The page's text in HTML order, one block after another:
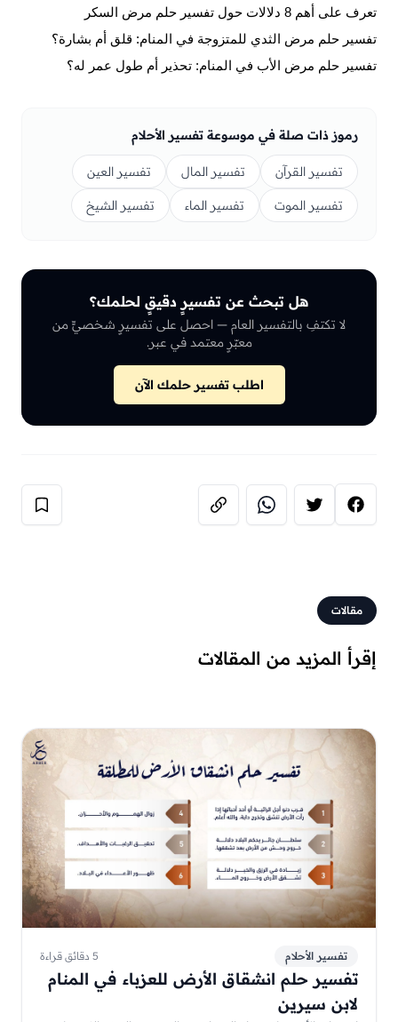
تعرف على أهم 8 دلالات حول تفسير حلم مرض السكر
تفسير حلم مرض الثدي للمتزوجة في المنام: قلق أم بشارة؟
تفسير حلم مرض الأب في المنام: تحذير أم طول عمر له؟
رموز ذات صلة في موسوعة تفسير الأحلام
تفسير القرآن تفسير المال تفسير العين
تفسير الموت تفسير الماء تفسير الشيخ
هل تبحث عن تفسيرٍ دقيقٍ لحلمك؟
لا تكتفِ بالتفسير العام — احصل على تفسيرٍ شخصيٍّ من
معبّرٍ معتمد في عبر.
اطلب تفسير حلمك الآن
مقالات
إقرأ المزيد من المقالات
تفسير الأحلام 5 دقائق قراءة
تفسير حلم انشقاق الأرض للعزباء في المنام
لابن سيرين